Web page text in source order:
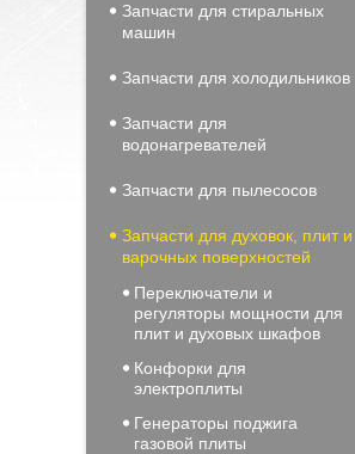
Запчасти для стиральных
машин
Запчасти для холодильников
Запчасти для
водонагревателей
Запчасти для пылесосов
Запчасти для духовок, плит и
варочных поверхностей
Переключатели и
регуляторы мощности для
плит и духовых шкафов
Конфорки для
электроплиты
Генераторы поджига
газовой плиты